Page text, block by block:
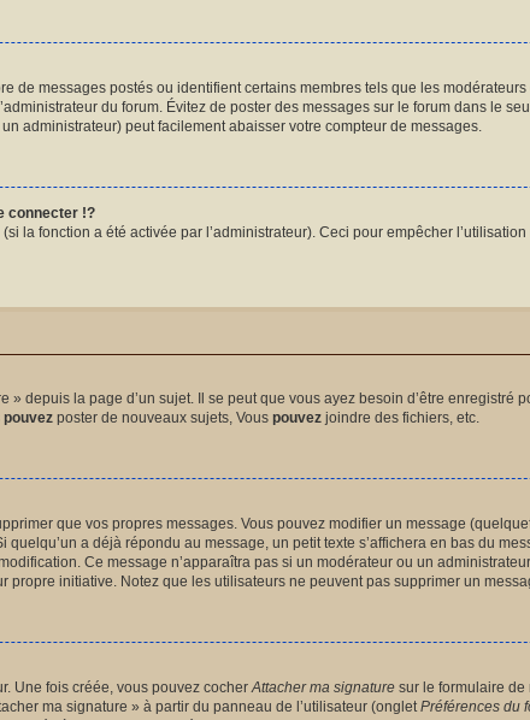
de messages postés ou identifient certains membres tels que les
du forum. Évitez de poster des messages sur le forum dans le
administrateur) peut facilement abaisser votre compteur de messages.
connecter !?
la fonction a été activée par l’administrateur). Ceci pour empêcher
depuis la page d’un sujet. Il se peut que vous ayez besoin d’être enregistré
pouvez poster de nouveaux sujets, Vous pouvez joindre des fichiers, etc.
que vos propres messages. Vous pouvez modifier un message
a déjà répondu au message, un petit texte s’affichera en bas du
Ce message n’apparaîtra pas si un modérateur ou un
initiative. Notez que les utilisateurs ne peuvent pas supprimer un
Une fois créée, vous pouvez cocher Attacher ma signature sur le formulaire de
ma signature » à partir du panneau de l’utilisateur (onglet Préférences du